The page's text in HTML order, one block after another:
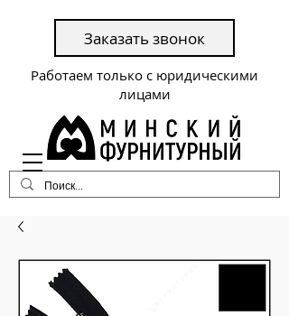
Заказать звонок
Работаем только с юридическими
лицами